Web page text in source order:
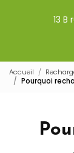
13
Accueil
Pourquoi